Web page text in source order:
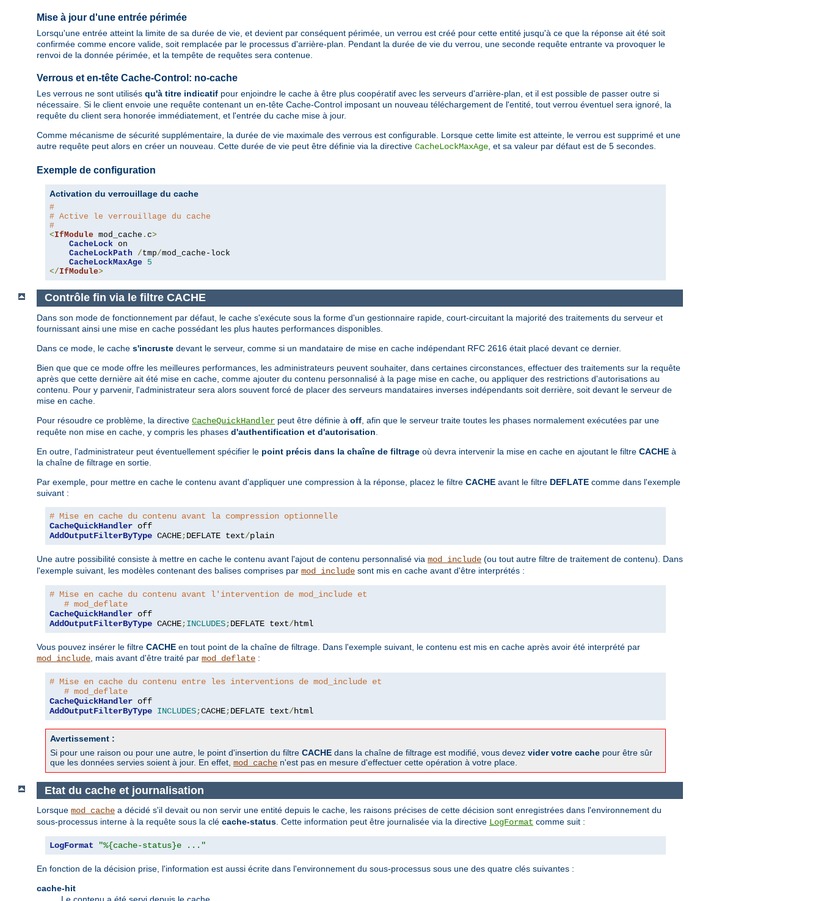
Mise à jour d'une entrée périmée
Lorsqu'une entrée atteint la limite de sa durée de vie, et devient par conséquent périmée, un verrou est créé pour cette entité jusqu'à ce que la réponse ait été soit
confirmée comme encore valide, soit remplacée par le processus d'arrière-plan. Pendant la durée de vie du verrou, une seconde requête entrante va provoquer le
renvoi de la donnée périmée, et la tempête de requêtes sera contenue.
Verrous et en-tête Cache-Control: no-cache
Les verrous ne sont utilisés qu'à titre indicatif pour enjoindre le cache à être plus coopératif avec les serveurs d'arrière-plan, et il est possible de passer outre si
nécessaire. Si le client envoie une requête contenant un en-tête Cache-Control imposant un nouveau téléchargement de l'entité, tout verrou éventuel sera ignoré, la
requête du client sera honorée immédiatement, et l'entrée du cache mise à jour.
Comme mécanisme de sécurité supplémentaire, la durée de vie maximale des verrous est configurable. Lorsque cette limite est atteinte, le verrou est supprimé et une
autre requête peut alors en créer un nouveau. Cette durée de vie peut être définie via la directive CacheLockMaxAge , et sa valeur par défaut est de 5 secondes.
Exemple de configuration
Activation du verrouillage du cache
#
# Active le verrouillage du cache
#
<IfModule mod_cache . c>
CacheLock on
CacheLockPath
/tmp/mod_cache-lock
CacheLockMaxAge
5
</IfModule>
Contrôle fin via le filtre CACHE
Dans son mode de fonctionnement par défaut, le cache s'exécute sous la forme d'un gestionnaire rapide, court-circuitant la majorité des traitements du serveur et
fournissant ainsi une mise en cache possédant les plus hautes performances disponibles.
Dans ce mode, le cache s'incruste devant le serveur, comme si un mandataire de mise en cache indépendant RFC 2616 était placé devant ce dernier.
Bien que que ce mode offre les meilleures performances, les administrateurs peuvent souhaiter, dans certaines circonstances, effectuer des traitements sur la requête
après que cette dernière ait été mise en cache, comme ajouter du contenu personnalisé à la page mise en cache, ou appliquer des restrictions d'autorisations au
contenu. Pour y parvenir, l'administrateur sera alors souvent forcé de placer des serveurs mandataires inverses indépendants soit derrière, soit devant le serveur de
mise en cache.
Pour résoudre ce problème, la directive CacheQuickHandler peut être définie à off , afin que le serveur traite toutes les phases normalement exécutées par une
requête non mise en cache, y compris les phases d'authentification et d'autorisation
En outre, l'administrateur peut éventuellement spécifier le point précis dans la chaîne de filtrage où devra intervenir la mise en cache en ajoutant le filtre CACHE à
la chaîne de filtrage en sortie.
Par exemple, pour mettre en cache le contenu avant d'appliquer une compression à la réponse, placez le filtre CACHE avant le filtre DEFLATE comme dans l'exemple
suivant :
# Mise en cache du contenu avant la compression optionnelle
CacheQuickHandler
AddOutputFilterByType CACHE;DEFLATE text/plain
Une autre possibilité consiste à mettre en cache le contenu avant l'ajout de contenu personnalisé via mod_include (ou tout autre filtre de traitement de contenu). Dans
l'exemple suivant, les modèles contenant des balises comprises par mod_include sont mis en cache avant d'être interprétés :
# Mise en cache du contenu avant l'intervention de mod_include et
# mod_deflate
CacheQuickHandler
AddOutputFilterByType CACHE;INCLUDES;DEFLATE text/html
Vous pouvez insérer le filtre CACHE en tout point de la chaîne de filtrage. Dans l'exemple suivant, le contenu est mis en cache après avoir été interprété par
mod_include , mais avant d'être traité par mod_deflate :
# Mise en cache du contenu entre les interventions de mod_include et
# mod_deflate
CacheQuickHandler
AddOutputFilterByType INCLUDES;CACHE;DEFLATE text/html
Avertissement :
Si pour une raison ou pour une autre, le point d'insertion du filtre CACHE dans la chaîne de filtrage est modifié, vous devez vider votre cache pour être sûr
que les données servies soient à jour. En effet, mod_cache n'est pas en mesure d'effectuer cette opération à votre place.
Etat du cache et journalisation
Lorsque mod_cache a décidé s'il devait ou non servir une entité depuis le cache, les raisons précises de cette décision sont enregistrées dans l'environnement du
sous-processus interne à la requête sous la clé cache-status. Cette information peut être journalisée via la directive LogFormat comme suit :
LogFormat "%{cache-status}e ..."
En fonction de la décision prise, l'information est aussi écrite dans l'environnement du sous-processus sous une des quatre clés suivantes :
cache-hit